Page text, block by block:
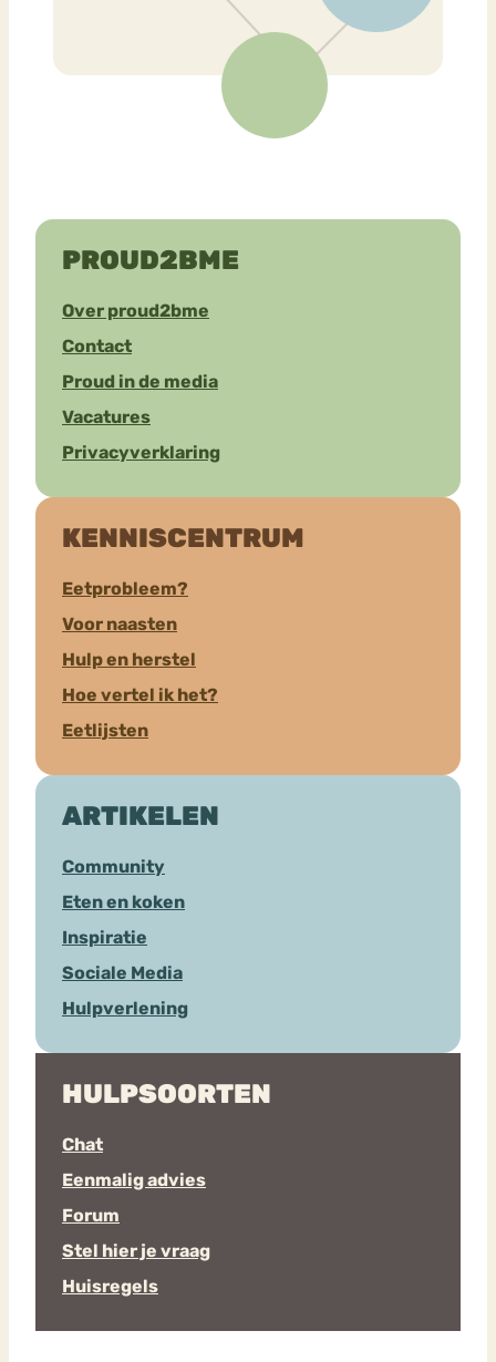
PROUD2BME
Over proud2bme
Contact
Proud in de media
Vacatures
Privacyverklaring
KENNISCENTRUM
Eetprobleem?
Voor naasten
Hulp en herstel
Hoe vertel ik het?
Eetlijsten
ARTIKELEN
Community
Eten en koken
Inspiratie
Sociale Media
Hulpverlening
HULPSOORTEN
Chat
Eenmalig advies
Forum
Stel hier je vraag
Huisregels